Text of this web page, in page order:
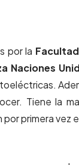
por la
Naciones
Tiene la
primera vez